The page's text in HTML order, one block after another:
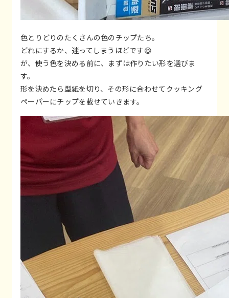
色とりどりのたくさんの色のチップたち。
どれにするか、迷ってしまうほどです😆
が、使う色を決める前に、まずは作りたい形を選びま
す。
形を決めたら型紙を切り、その形に合わせてクッキング
ペーパーにチップを載せていきます。